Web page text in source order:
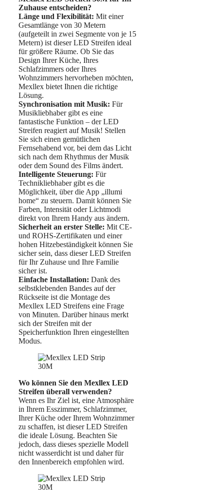
Zuhause entscheiden?
Länge und Flexibilität: Mit einer
Gesamtlänge von 30 Metern
(aufgeteilt in zwei Segmente von je 15
Metern) ist dieser LED Streifen ideal
für größere Räume. Ob Sie das
Design Ihrer Küche, Ihres
Schlafzimmers oder Ihres
Wohnzimmers hervorheben möchten,
Mexllex bietet Ihnen die richtige
Lösung.
Synchronisation mit Musik: Für
Musikliebhaber gibt es eine
fantastische Funktion – der LED
Streifen reagiert auf Musik! Stellen
Sie sich einen gemütlichen
Fernsehabend vor, bei dem das Licht
sich nach dem Rhythmus der Musik
oder dem Sound des Films ändert.
Intelligente Steuerung: Für
Technikliebhaber gibt es die
Möglichkeit, über die App „illumi
home“ zu steuern. Damit können Sie
Farben, Intensität oder Lichtmodi
direkt von Ihrem Handy aus ändern.
Sicherheit an erster Stelle: Mit CE-
und ROHS-Zertifikaten und einer
hohen Hitzebeständigkeit können Sie
sicher sein, dass dieser LED Streifen
für Ihr Zuhause und Ihre Familie
sicher ist.
Einfache Installation: Dank des
selbstklebenden Bandes auf der
Rückseite ist die Montage des
Mexllex LED Streifens eine Frage
von Minuten. Darüber hinaus merkt
sich der Streifen mit der
Speicherfunktion Ihren eingestellten
Modus.
Wo können Sie den Mexllex LED
Streifen überall verwenden?
Wenn es Ihr Ziel ist, eine Atmosphäre
in Ihrem Esszimmer, Schlafzimmer,
Ihrer Küche oder Ihrem Wohnzimmer
zu schaffen, ist dieser LED Streifen
die ideale Lösung. Beachten Sie
jedoch, dass dieses spezielle Modell
nicht wasserdicht ist und daher für
den Innenbereich empfohlen wird.